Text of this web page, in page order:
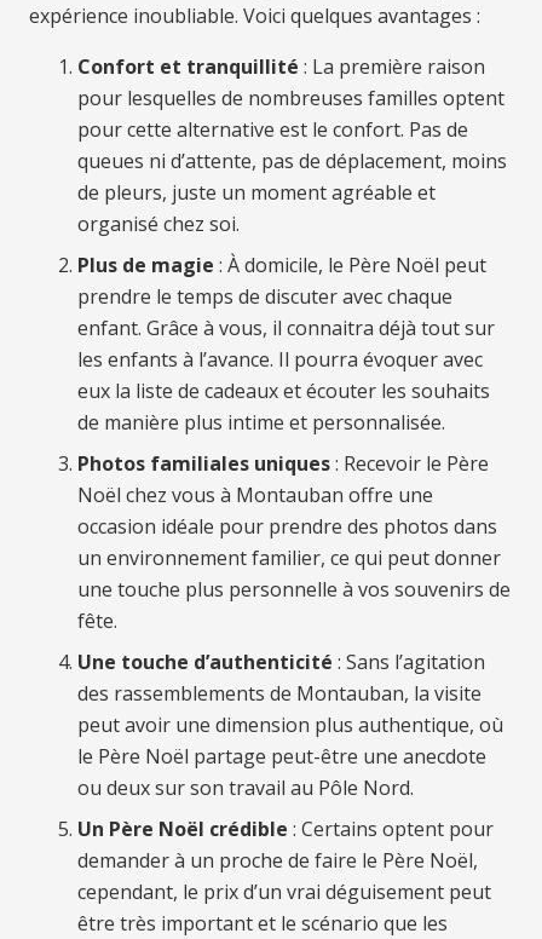
expérience inoubliable. Voici quelques avantages :
Confort et tranquillité : La première raison
pour lesquelles de nombreuses familles optent
pour cette alternative est le confort. Pas de
queues ni d’attente, pas de déplacement, moins
de pleurs, juste un moment agréable et
organisé chez soi.
Plus de magie : À domicile, le Père Noël peut
prendre le temps de discuter avec chaque
enfant. Grâce à vous, il connaitra déjà tout sur
les enfants à l’avance. Il pourra évoquer avec
eux la liste de cadeaux et écouter les souhaits
de manière plus intime et personnalisée.
Photos familiales uniques: Recevoir le Père
Noël chez vous à Montauban offre une
occasion idéale pour prendre des photos dans
un environnement familier, ce qui peut donner
une touche plus personnelle à vos souvenirs de
fête.
Une touche d’authenticité : Sans l’agitation
des rassemblements de Montauban, la visite
peut avoir une dimension plus authentique, où
le Père Noël partage peut-être une anecdote
ou deux sur son travail au Pôle Nord.
Un Père Noël crédible : Certains optent pour
demander à un proche de faire le Père Noël,
cependant, le prix d’un vrai déguisement peut
être très important et le scénario que les